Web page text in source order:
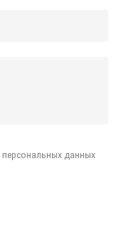
персональных данных